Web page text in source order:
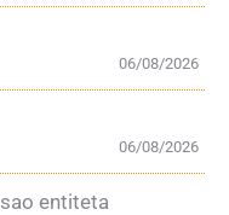
06/08/2026
06/08/2026
entiteta